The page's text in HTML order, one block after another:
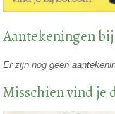
Aantekeningen
Er zijn nog geen
Misschien vind je